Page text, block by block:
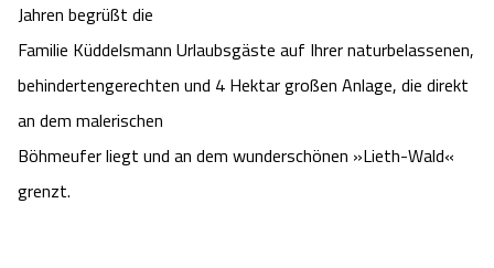
Anreise
Kataloge
HeideSpezialitäten
Unterkünfte
Snow World Bispingen
Ralf Schumacher Kart & Bowl
Jahren begrüßt die
Familie Küddelsmann Urlaubsgäste auf Ihrer naturbelassenen,
behindertengerechten und 4 Hektar großen Anlage, die direkt
an dem malerischen
Böhmeufer liegt und an dem wunderschönen »Lieth-Wald«
grenzt.